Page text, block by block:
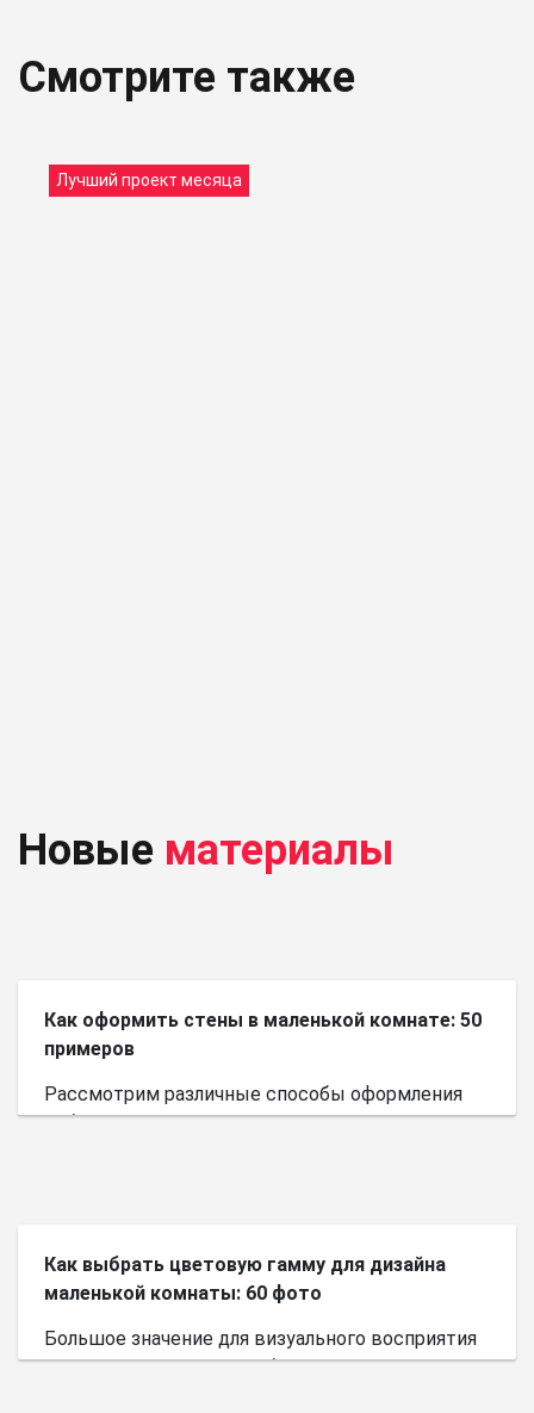
Смотрите также
Лучший проект месяца
Новые материалы
Как оформить стены в маленькой комнате: 50
примеров
Рассмотрим различные способы оформления
небольшого пространства.
Как выбрать цветовую гамму для дизайна
маленькой комнаты: 60 фото
Большое значение для визуального восприятия
пространства имеет выбор цветовой палитры.